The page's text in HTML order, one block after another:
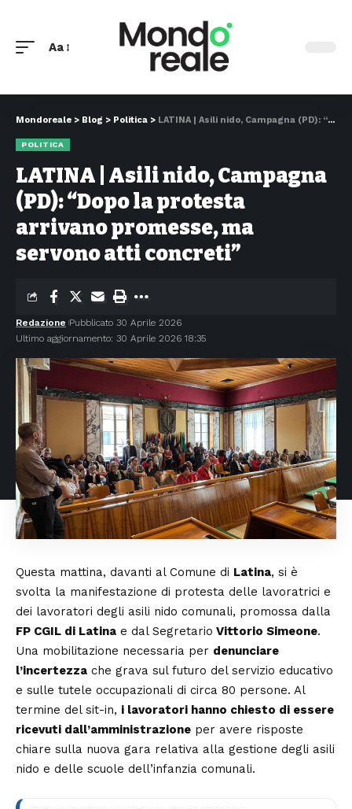
Aa
Mondoreale > Blog > Politica > LATINA | Asili nido, Campagna (PD): “Dopo la protesta arrivano promesse, ma servono atti concreti”
POLITICA
LATINA | Asili nido, Campagna
(PD): “Dopo la protesta
arrivano promesse, ma
servono atti concreti”
Ultimo aggiornamento: 30 Aprile 2026 18:35
Redazione Pubblicato 30 Aprile 2026
Questa mattina, davanti al Comune di Latina, si è
svolta la manifestazione di protesta delle lavoratrici e
dei lavoratori degli asili nido comunali, promossa dalla
FP CGIL di Latina e dal Segretario Vittorio Simeone.
Una mobilitazione necessaria per denunciare
l’incertezza che grava sul futuro del servizio educativo
e sulle tutele occupazionali di circa 80 persone. Al
termine del sit-in, i lavoratori hanno chiesto di essere
ricevuti dall’amministrazione per avere risposte
chiare sulla nuova gara relativa alla gestione degli asili
nido e delle scuole dell’infanzia comunali.